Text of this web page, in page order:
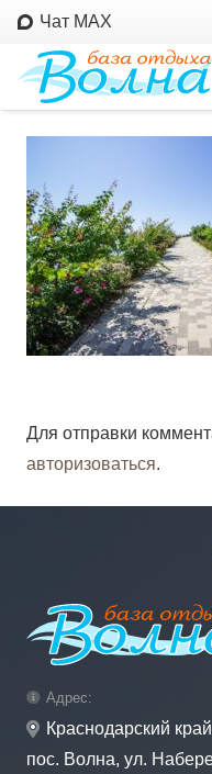
Чат MAX
Для отправки
авторизоваться.
Адрес:
Краснодарский
пос. Волна, ул.